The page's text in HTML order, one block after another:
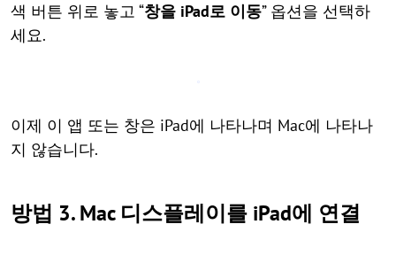
색 버튼 위로 놓고 “창을 iPad로 이동” 옵션을 선택하
세요.
이제 이 앱 또는 창은 iPad에 나타나며 Mac에 나타나
지 않습니다.
방법 3. Mac 디스플레이를 iPad에 연결